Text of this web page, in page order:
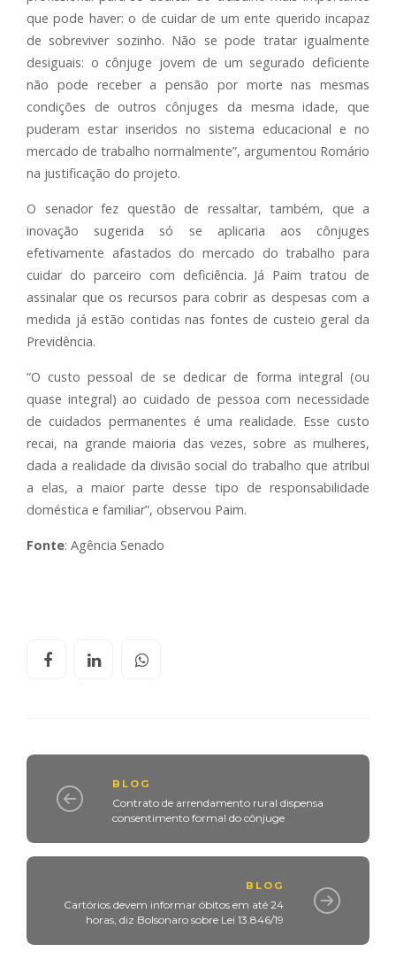
que pode haver: o de cuidar de um ente querido incapaz
de sobreviver sozinho. Não se pode tratar igualmente
desiguais: o cônjuge jovem de um segurado deficiente
não pode receber a pensão por morte nas mesmas
condições de outros cônjuges da mesma idade, que
puderam estar inseridos no sistema educacional e no
mercado de trabalho normalmente”, argumentou Romário
na justificação do projeto.
O senador fez questão de ressaltar, também, que a
inovação sugerida só se aplicaria aos cônjuges
efetivamente afastados do mercado do trabalho para
cuidar do parceiro com deficiência. Já Paim tratou de
assinalar que os recursos para cobrir as despesas com a
medida já estão contidas nas fontes de custeio geral da
Previdência.
“O custo pessoal de se dedicar de forma integral (ou
quase integral) ao cuidado de pessoa com necessidade
de cuidados permanentes é uma realidade. Esse custo
recai, na grande maioria das vezes, sobre as mulheres,
dada a realidade da divisão social do trabalho que atribui
a elas, a maior parte desse tipo de responsabilidade
doméstica e familiar”, observou Paim.
Fonte: Agência Senado
BLOG
Contrato de arrendamento rural dispensa
consentimento formal do cônjuge
BLOG
Cartórios devem informar óbitos em até 24
horas, diz Bolsonaro sobre Lei 13.846/19